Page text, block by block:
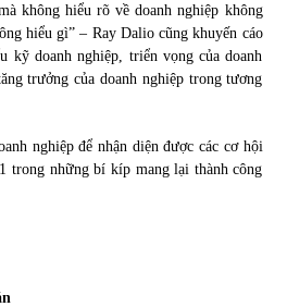
không hiểu rõ về doanh nghiệp không
hiểu gì” – Ray Dalio cũng khuyến cáo
kỹ doanh nghiệp, triển vọng của doanh
trưởng của doanh nghiệp trong tương
nghiệp để nhận diện được các cơ hội
trong những bí kíp mang lại thành công